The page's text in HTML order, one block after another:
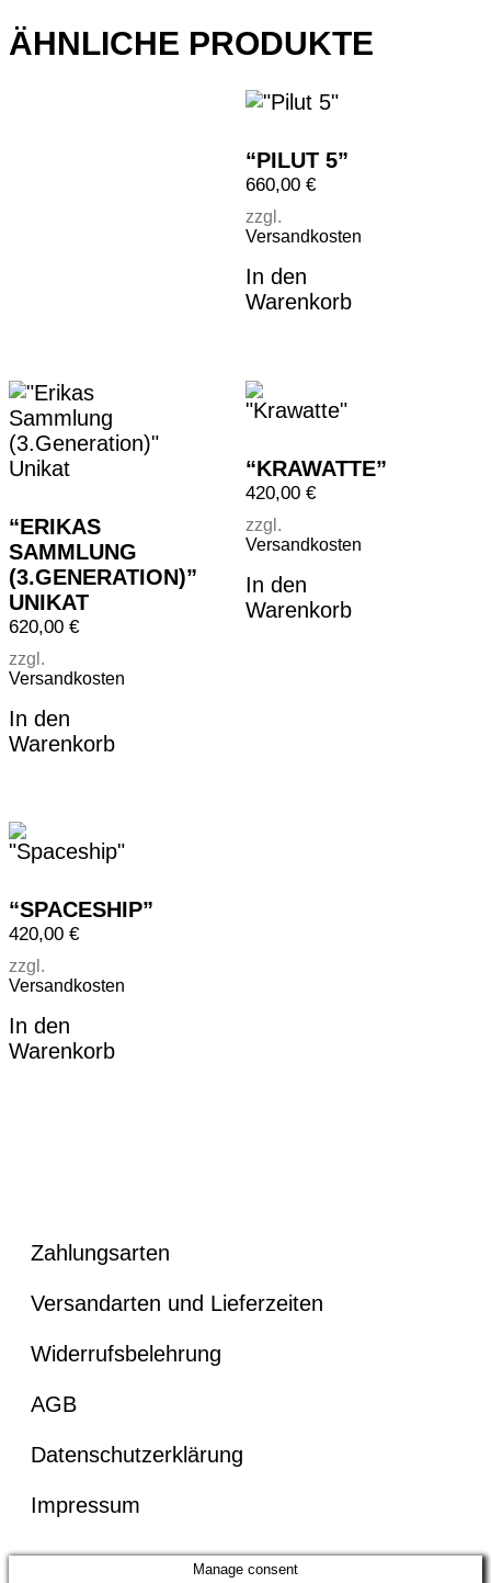
ÄHNLICHE PRODUKTE
“PILUT 5”
660,00 €
zzgl.
Versandkosten
In den
Warenkorb
“ERIKAS
SAMMLUNG
(3.GENERATION)”
UNIKAT
620,00 €
zzgl.
Versandkosten
In den
Warenkorb
“KRAWATTE”
420,00 €
zzgl.
Versandkosten
In den
Warenkorb
“SPACESHIP”
420,00 €
zzgl.
Versandkosten
In den
Warenkorb
Zahlungsarten
Versandarten und Lieferzeiten
Widerrufsbelehrung
AGB
Datenschutzerklärung
Impressum
Manage consent